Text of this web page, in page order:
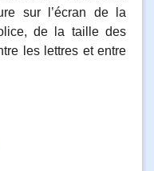
sur l’écran de la
de la taille des
les lettres et entre